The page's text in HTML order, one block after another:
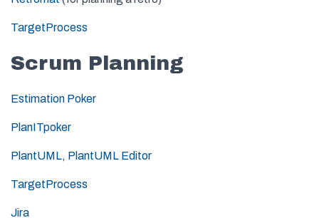
TargetProcess
Scrum Planning
Estimation Poker
PlanITpoker
PlantUML, PlantUML Editor
TargetProcess
Jira